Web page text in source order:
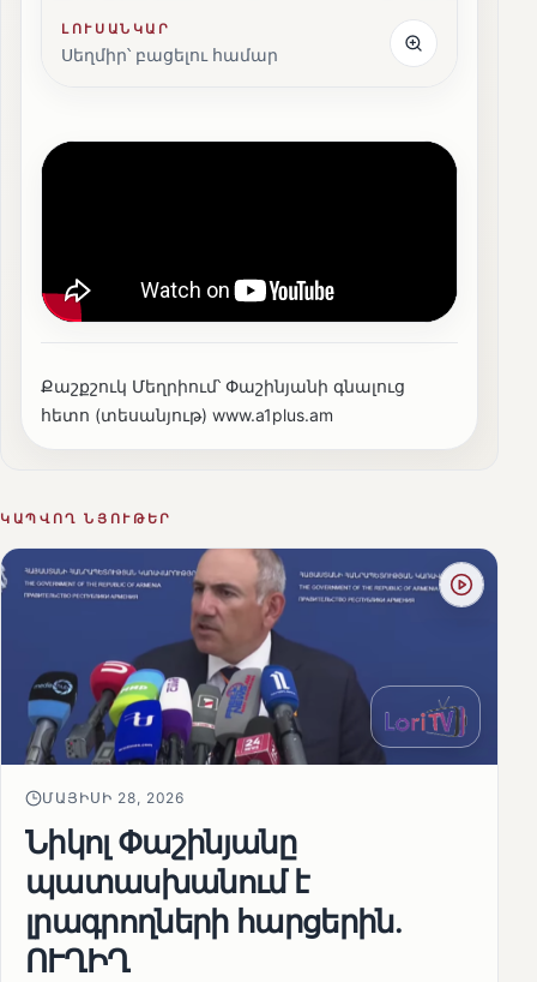
ԼՈՒՍԱՆԿԱՐ
Սեղմիր՝ բացելու համար
Քաշքշուկ Մեղրիում՝ Փաշինյանի գնալուց
հետո (տեսանյութ) www.a1plus.am
ԿԱՊՎՈՂ ՆՅՈՒԹԵՐ
ՄԱՅԻՍԻ 28, 2026
Նիկոլ Փաշինյանը
պատասխանում է
լրագրողների հարցերին․
ՈՒՂԻՂ